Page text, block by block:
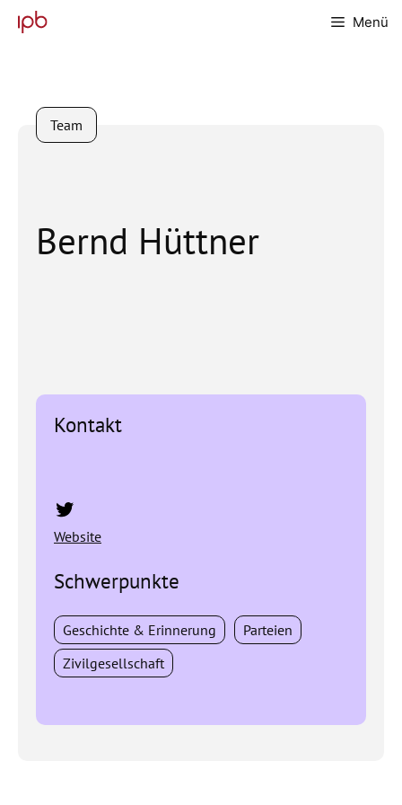
Inhalt
Menü
Team
Bernd Hüttner
Kontakt
Website
Schwerpunkte
Geschichte & Erinnerung
Parteien
Zivilgesellschaft